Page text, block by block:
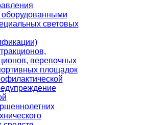
световых
веревочных
площадок